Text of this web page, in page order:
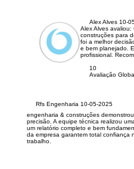
Alex Alves 10-
Alex Alves avaliou:
construções para
foi a melhor
e bem planejado.
profissional.
10
Avaliação
Rfs Engenharia 10-05-2025
engenharia & construções
precisão. A equipe técnica realizou
um relatório completo e bem
da empresa garantem total confiança
trabalho.